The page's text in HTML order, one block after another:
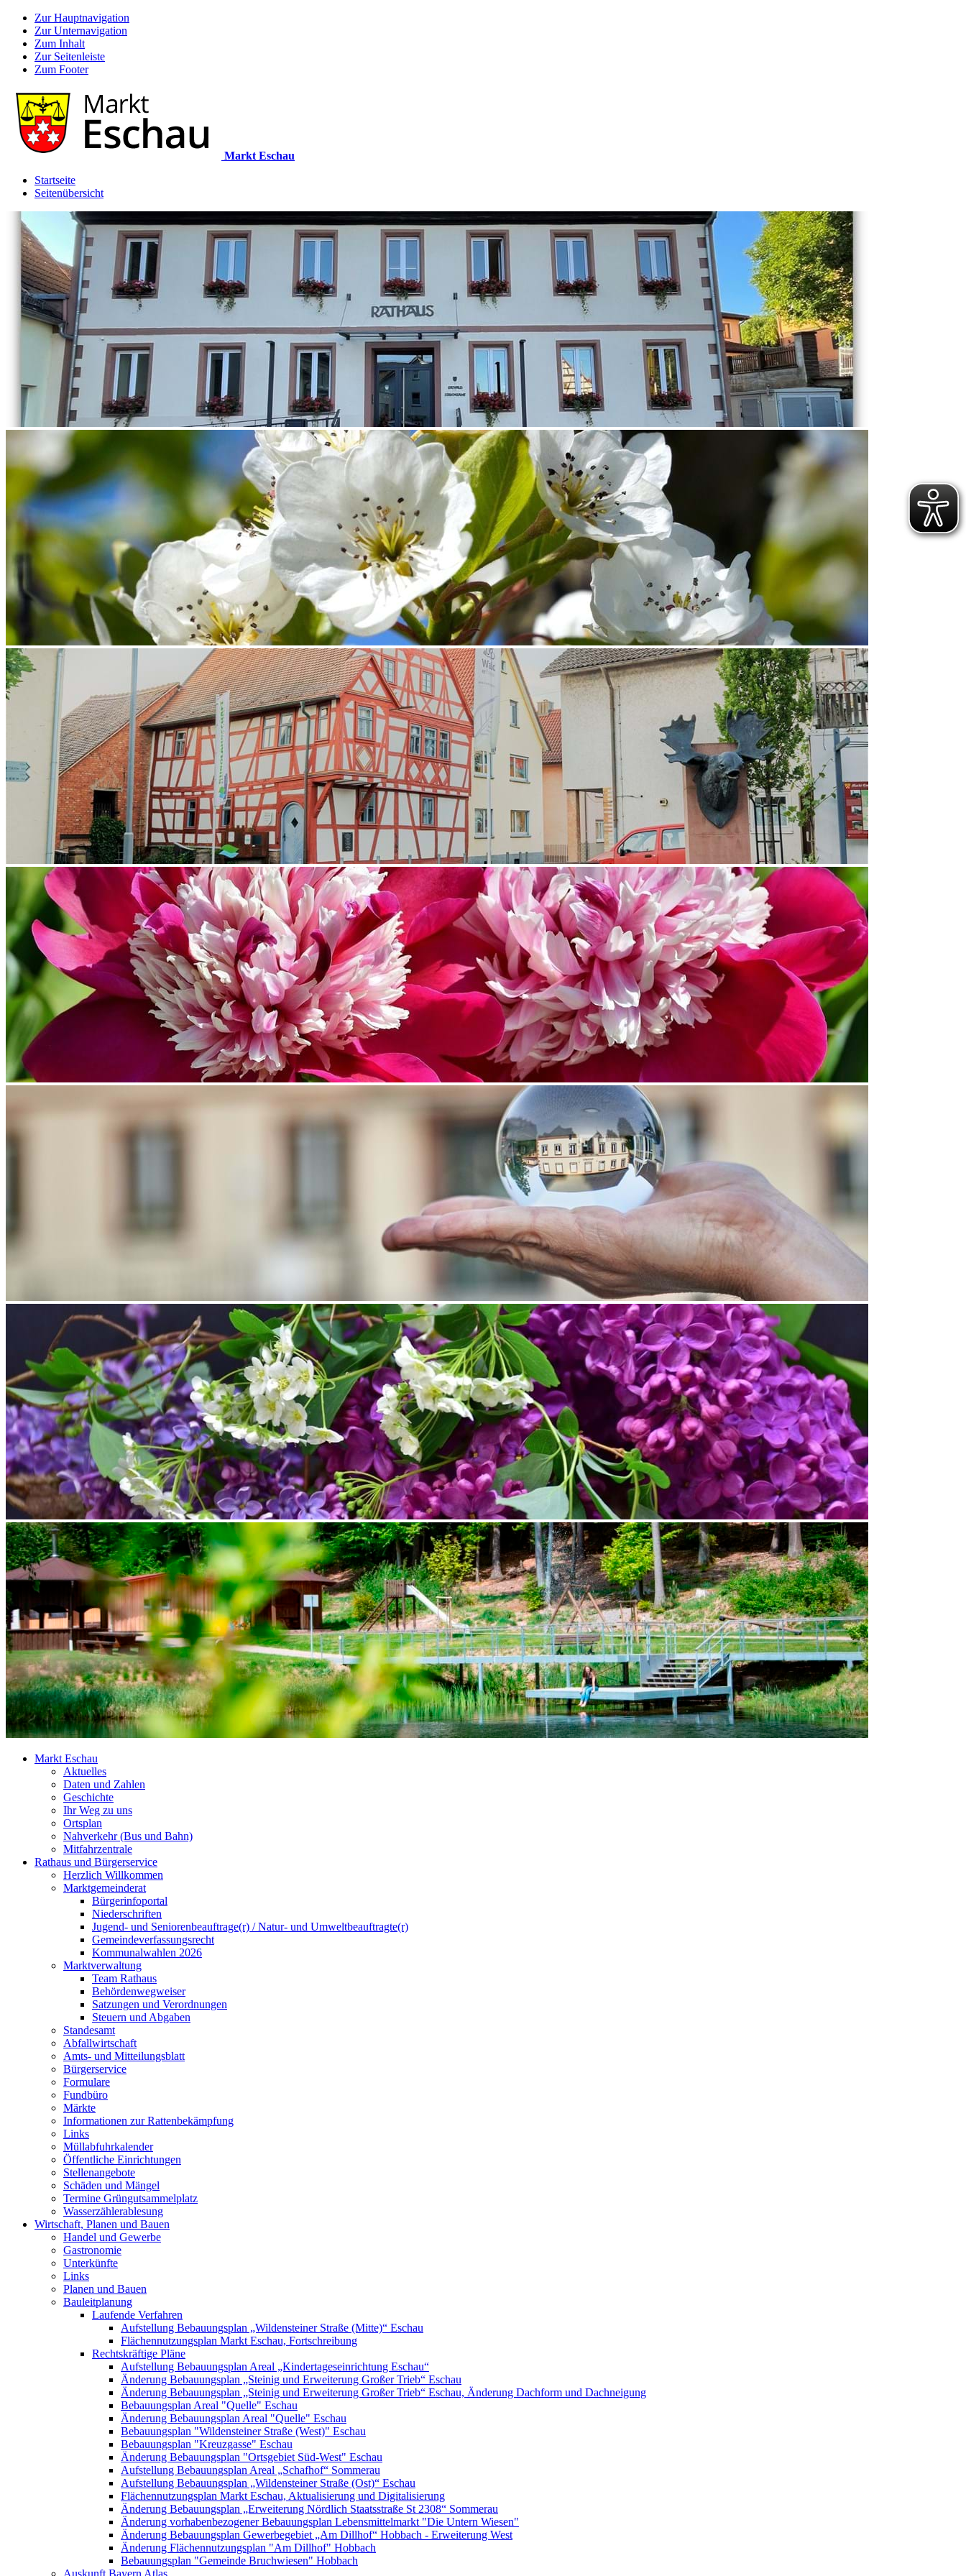
Zur Hauptnavigation
Zur Unternavigation
Zum Inhalt
Zur Seitenleiste
Zum Footer
Markt Eschau
Startseite
Seitenübersicht
Markt Eschau
Aktuelles
Daten und Zahlen
Geschichte
Ihr Weg zu uns
Ortsplan
Nahverkehr (Bus und Bahn)
Mitfahrzentrale
Rathaus und Bürgerservice
Herzlich Willkommen
Marktgemeinderat
Bürgerinfoportal
Niederschriften
Jugend- und Seniorenbeauftrage(r) / Natur- und Umweltbeauftragte(r)
Gemeindeverfassungsrecht
Kommunalwahlen 2026
Marktverwaltung
Team Rathaus
Behördenwegweiser
Satzungen und Verordnungen
Steuern und Abgaben
Standesamt
Abfallwirtschaft
Amts- und Mitteilungsblatt
Bürgerservice
Formulare
Fundbüro
Märkte
Informationen zur Rattenbekämpfung
Links
Müllabfuhrkalender
Öffentliche Einrichtungen
Stellenangebote
Schäden und Mängel
Termine Grüngutsammelplatz
Wasserzählerablesung
Wirtschaft, Planen und Bauen
Handel und Gewerbe
Gastronomie
Unterkünfte
Links
Planen und Bauen
Bauleitplanung
Laufende Verfahren
Aufstellung Bebauungsplan „Wildensteiner Straße (Mitte)“ Eschau
Flächennutzungsplan Markt Eschau, Fortschreibung
Rechtskräftige Pläne
Aufstellung Bebauungsplan Areal „Kindertageseinrichtung Eschau“
Änderung Bebauungsplan „Steinig und Erweiterung Großer Trieb“ Eschau
Änderung Bebauungsplan „Steinig und Erweiterung Großer Trieb“ Eschau, Änderung Dachform und Dachneigung
Bebauungsplan Areal "Quelle" Eschau
Änderung Bebauungsplan Areal "Quelle" Eschau
Bebauungsplan "Wildensteiner Straße (West)" Eschau
Bebauungsplan "Kreuzgasse" Eschau
Änderung Bebauungsplan "Ortsgebiet Süd-West" Eschau
Aufstellung Bebauungsplan Areal „Schafhof“ Sommerau
Aufstellung Bebauungsplan „Wildensteiner Straße (Ost)“ Eschau
Flächennutzungsplan Markt Eschau, Aktualisierung und Digitalisierung
Änderung Bebauungsplan „Erweiterung Nördlich Staatsstraße St 2308“ Sommerau
Änderung vorhabenbezogener Bebauungsplan Lebensmittelmarkt "Die Untern Wiesen"
Änderung Bebauungsplan Gewerbegebiet „Am Dillhof“ Hobbach - Erweiterung West
Änderung Flächennutzungsplan "Am Dillhof" Hobbach
Bebauungsplan "Gemeinde Bruchwiesen" Hobbach
Auskunft Bayern Atlas